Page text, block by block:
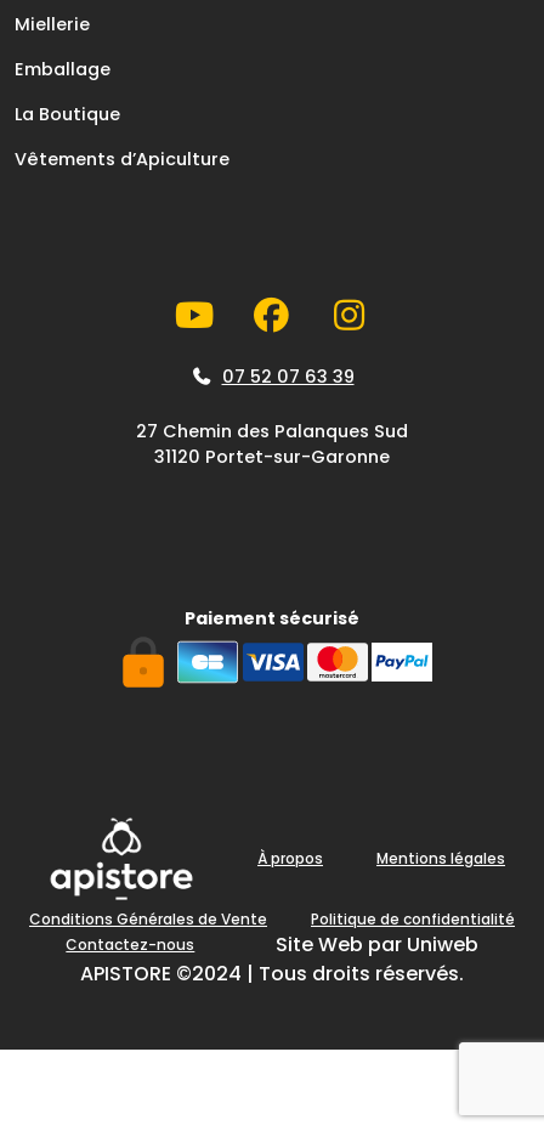
Miellerie
Emballage
La Boutique
Vêtements d’Apiculture
07 52 07 63 39
27 Chemin des Palanques Sud
31120 Portet-sur-Garonne
Paiement sécurisé
À propos Mentions légales
Conditions Générales de Vente
Politique de confidentialité
Contactez-nous
Site Web par Uniweb
APISTORE ©2024 | Tous droits réservés.